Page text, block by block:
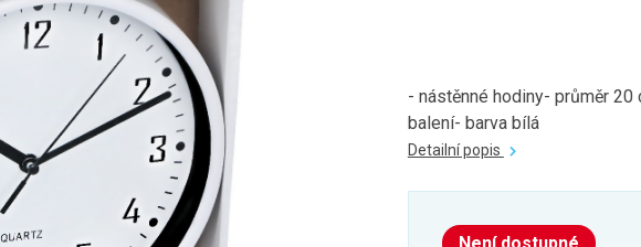
- nástěnné hodiny- průměr
balení- barva bílá
Detailní popis